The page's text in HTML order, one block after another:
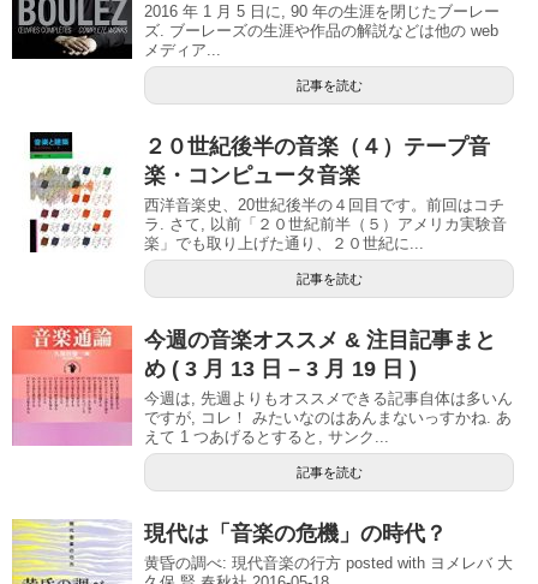
2016 年 1 月 5 日に, 90 年の生涯を閉じたブーレー
ズ. ブーレーズの生涯や作品の解説などは他の web
メディア...
記事を読む
２０世紀後半の音楽（４）テープ音
楽・コンピュータ音楽
西洋音楽史、20世紀後半の４回目です。前回はコチ
ラ. さて, 以前「２０世紀前半（５）アメリカ実験音
楽」でも取り上げた通り、２０世紀に...
記事を読む
今週の音楽オススメ & 注目記事まと
め ( 3 月 13 日 – 3 月 19 日 )
今週は, 先週よりもオススメできる記事自体は多いん
ですが, コレ！ みたいなのはあんまないっすかね. あ
えて 1 つあげるとすると, サンク...
記事を読む
現代は「音楽の危機」の時代？
黄昏の調べ: 現代音楽の行方 posted with ヨメレバ 大